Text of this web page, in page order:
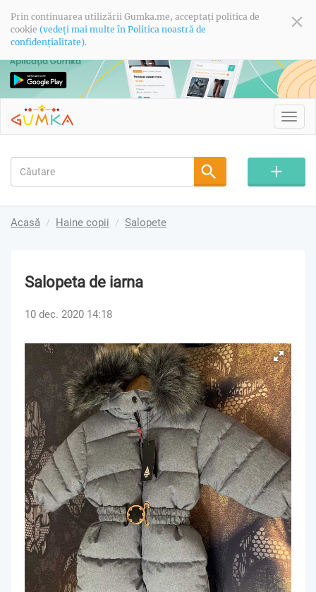
Prin continuarea utilizării Gumka.me, acceptați politica de
cookie (vedeți mai multe în Politica noastră de
confidențialitate).
Acasă Haine copii Salopete
Salopeta de iarna
10 dec. 2020 14:18